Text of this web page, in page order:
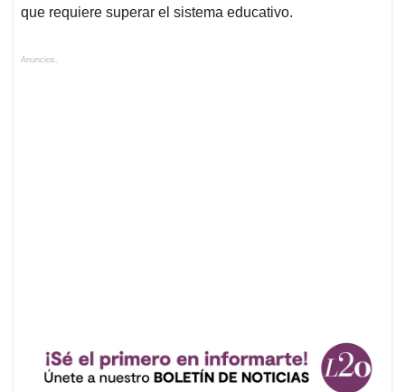
que requiere superar el sistema educativo.
Anuncios.